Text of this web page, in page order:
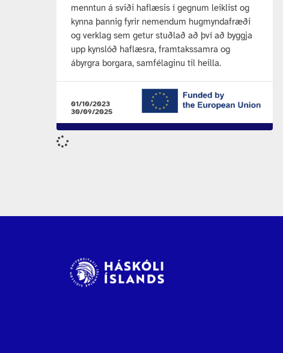
menntun á sviði haflæsis í gegnum leiklist og
kynna þannig fyrir nemendum hugmyndafræði
og verklag sem getur stuðlað að því að byggja
upp kynslóð haflæsra, framtakssamra og
ábyrgra borgara, samfélaginu til heilla.
01/10/2023
30/09/2025